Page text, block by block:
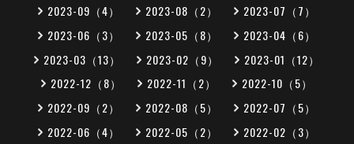
2023-09（4）
2023-08（2）
2023-07（7）
2023-06（3）
2023-05（8）
2023-04（6）
2023-03（13）
2023-02（9）
2023-01（12）
2022-12（8）
2022-11（2）
2022-10（5）
2022-09（2）
2022-08（5）
2022-07（5）
2022-06（4）
2022-05（2）
2022-02（3）